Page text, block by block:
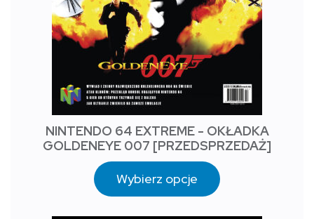
NINTENDO 64 EXTREME - OKŁADKA
GOLDENEYE 007 [PRZEDSPRZEDAŻ]
Wybierz opcje